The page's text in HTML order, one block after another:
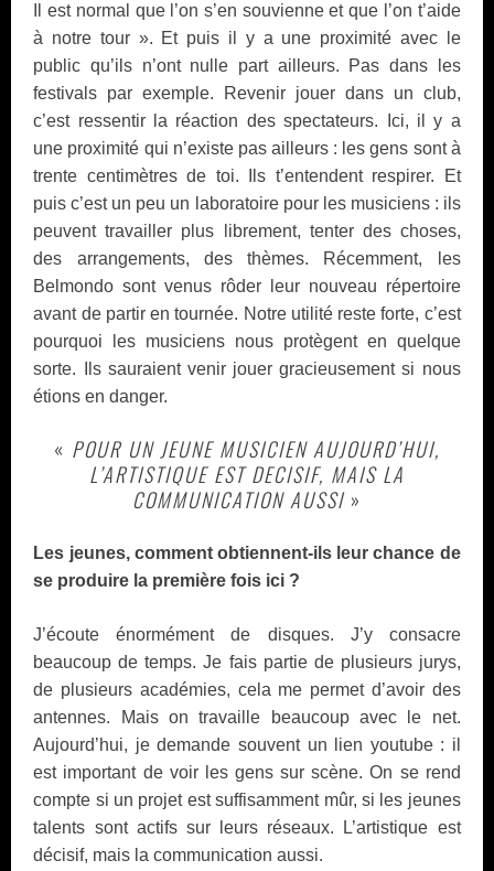
Il est normal que l’on s’en souvienne et que l’on t’aide
à notre tour ». Et puis il y a une proximité avec le
public qu’ils n’ont nulle part ailleurs. Pas dans les
festivals par exemple. Revenir jouer dans un club,
c’est ressentir la réaction des spectateurs. Ici, il y a
une proximité qui n’existe pas ailleurs : les gens sont à
trente centimètres de toi. Ils t’entendent respirer. Et
puis c’est un peu un laboratoire pour les musiciens : ils
peuvent travailler plus librement, tenter des choses,
des arrangements, des thèmes. Récemment, les
Belmondo sont venus rôder leur nouveau répertoire
avant de partir en tournée. Notre utilité reste forte, c’est
pourquoi les musiciens nous protègent en quelque
sorte. Ils sauraient venir jouer gracieusement si nous
étions en danger.
« POUR UN JEUNE MUSICIEN AUJOURD’HUI,
L’ARTISTIQUE EST DECISIF, MAIS LA
COMMUNICATION AUSSI»
Les jeunes, comment obtiennent-ils leur chance de
se produire la première fois ici ?
J’écoute énormément de disques. J’y consacre
beaucoup de temps. Je fais partie de plusieurs jurys,
de plusieurs académies, cela me permet d’avoir des
antennes. Mais on travaille beaucoup avec le net.
Aujourd’hui, je demande souvent un lien youtube : il
est important de voir les gens sur scène. On se rend
compte si un projet est suffisamment mûr, si les jeunes
talents sont actifs sur leurs réseaux. L’artistique est
décisif, mais la communication aussi.